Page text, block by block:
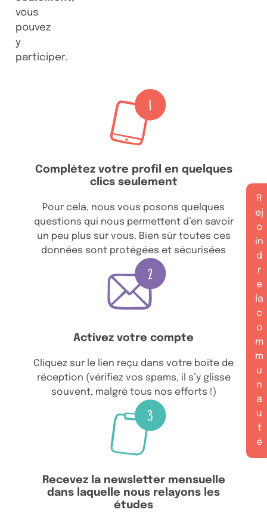
vous
pouvez
y
participer.
Complétez votre profil en quelques
clics seulement
Pour cela, nous vous posons quelques
questions qui nous permettent d’en savoir
un peu plus sur vous. Bien sûr toutes ces
données sont protégées et sécurisées
Activez votre compte
Cliquez sur le lien reçu dans votre boite de
réception (vérifiez vos spams, il s’y glisse
souvent, malgré tous nos efforts !)
Recevez la newsletter mensuelle
dans laquelle nous relayons les
études
R
ej
o
in
d
r
e
la
c
o
m
m
u
n
a
u
t
é